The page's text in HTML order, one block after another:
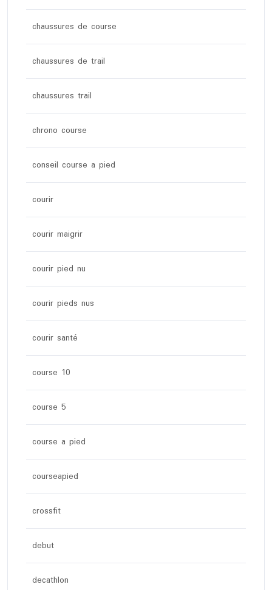
chaussures de course
chaussures de trail
chaussures trail
chrono course
conseil course a pied
courir
courir maigrir
courir pied nu
courir pieds nus
courir santé
course 10
course 5
course a pied
courseapied
crossfit
debut
decathlon